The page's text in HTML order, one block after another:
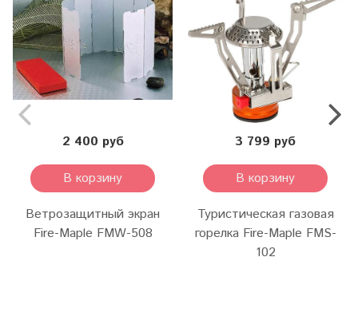
2 400 руб
В корзину
Ветрозащитный экран
Fire-Maple FMW-508
3 799 руб
В корзину
Туристическая газовая
горелка Fire-Maple FMS-
102